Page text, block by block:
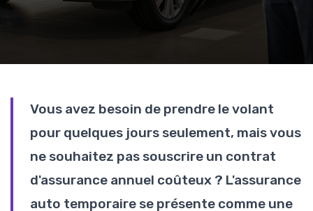
Vous avez besoin de prendre le volant
pour quelques jours seulement, mais vous
ne souhaitez pas souscrire un contrat
d'assurance annuel coûteux ? L'assurance
auto temporaire se présente comme une